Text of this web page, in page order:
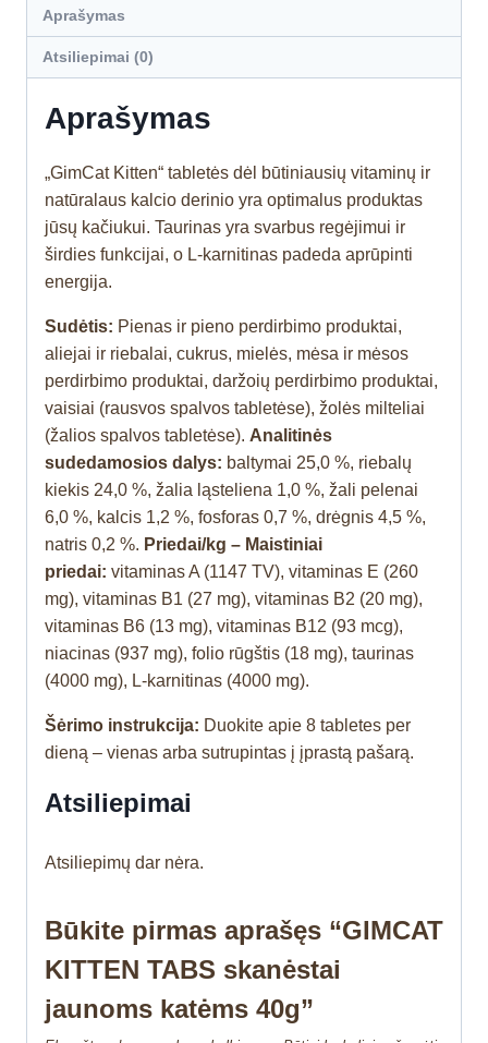
Aprašymas
Atsiliepimai (0)
Aprašymas
„GimCat Kitten“ tabletės dėl būtiniausių vitaminų ir
natūralaus kalcio derinio yra optimalus produktas
jūsų kačiukui. Taurinas yra svarbus regėjimui ir
širdies funkcijai, o L-karnitinas padeda aprūpinti
energija.
Sudėtis: Pienas ir pieno perdirbimo produktai,
aliejai ir riebalai, cukrus, mielės, mėsa ir mėsos
perdirbimo produktai, daržoių perdirbimo produktai,
vaisiai (rausvos spalvos tabletėse), žolės milteliai
(žalios spalvos tabletėse). Analitinės
sudedamosios dalys: baltymai 25,0 %, riebalų
kiekis 24,0 %, žalia ląsteliena 1,0 %, žali pelenai
6,0 %, kalcis 1,2 %, fosforas 0,7 %, drėgnis 4,5 %,
natris 0,2 %. Priedai/kg – Maistiniai
priedai: vitaminas A (1147 TV), vitaminas E (260
mg), vitaminas B1 (27 mg), vitaminas B2 (20 mg),
vitaminas B6 (13 mg), vitaminas B12 (93 mcg),
niacinas (937 mg), folio rūgštis (18 mg), taurinas
(4000 mg), L-karnitinas (4000 mg).
Šėrimo instrukcija: Duokite apie 8 tabletes per
dieną – vienas arba sutrupintas į įprastą pašarą.
Atsiliepimai
Atsiliepimų dar nėra.
Būkite pirmas aprašęs “GIMCAT
KITTEN TABS skanėstai
jaunoms katėms 40g”